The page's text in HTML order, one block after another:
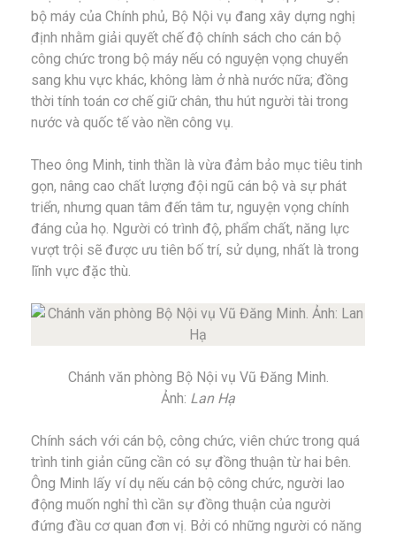
bộ máy của Chính phủ, Bộ Nội vụ đang xây dựng nghị
định nhằm giải quyết chế độ chính sách cho cán bộ
công chức trong bộ máy nếu có nguyện vọng chuyển
sang khu vực khác, không làm ở nhà nước nữa; đồng
thời tính toán cơ chế giữ chân, thu hút người tài trong
nước và quốc tế vào nền công vụ.
Theo ông Minh, tinh thần là vừa đảm bảo mục tiêu tinh
gọn, nâng cao chất lượng đội ngũ cán bộ và sự phát
triển, nhưng quan tâm đến tâm tư, nguyện vọng chính
đáng của họ. Người có trình độ, phẩm chất, năng lực
vượt trội sẽ được ưu tiên bố trí, sử dụng, nhất là trong
lĩnh vực đặc thù.
Chánh văn phòng Bộ Nội vụ Vũ Đăng Minh.
Ảnh: Lan Hạ
Chính sách với cán bộ, công chức, viên chức trong quá
trình tinh giản cũng cần có sự đồng thuận từ hai bên.
Ông Minh lấy ví dụ nếu cán bộ công chức, người lao
động muốn nghỉ thì cần sự đồng thuận của người
đứng đầu cơ quan đơn vị. Bởi có những người có năng